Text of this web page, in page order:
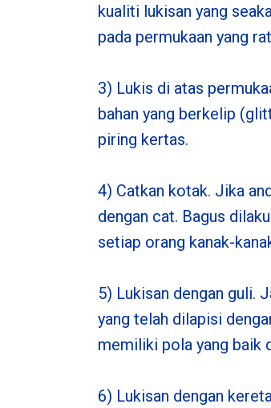
kualiti lukisan yang
pada permukaan yang
3) Lukis di atas
bahan yang berkelip
piring kertas.
4) Catkan kotak. Jika
dengan cat. Bagus
setiap orang kanak-
5) Lukisan dengan guli.
yang telah dilapisi
memiliki pola yang baik
6) Lukisan dengan